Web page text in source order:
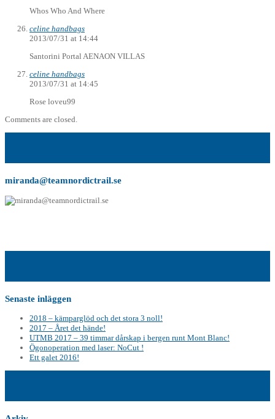
Whos Who And Where
celine handbags
2013/07/31 at 14:44
Santorini Portal AENAON VILLAS
celine handbags
2013/07/31 at 14:45
Rose loveu99
Comments are closed.
miranda@teamnordictrail.se
Senaste inläggen
2018 – kämparglöd och det stora 3 noll!
2017 – Året det hände!
UTMB 2017 – 39 timmar dårskap i bergen runt Mont Blanc!
Ögonoperation med laser: NoCut !
Ett galet 2016!